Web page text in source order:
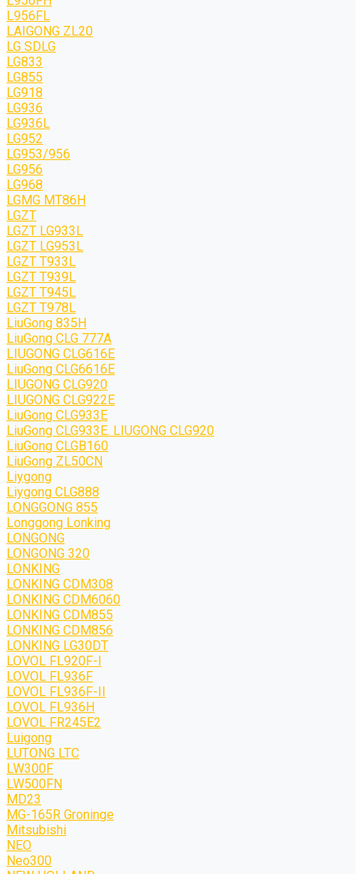
L956FL
LAIGONG ZL20
LG SDLG
LG833
LG855
LG918
LG936
LG936L
LG952
LG953/956
LG956
LG968
LGMG MT86H
LGZT
LGZT LG933L
LGZT LG953L
LGZT T933L
LGZT T939L
LGZT T945L
LGZT T978L
LiuGong 835H
LiuGong CLG 777A
LIUGONG CLG616E
LiuGong CLG6616E
LIUGONG CLG920
LIUGONG CLG922E
LiuGong CLG933E
LiuGong CLG933E. LIUGONG CLG920
LiuGong CLGB160
LiuGong ZL50CN
Liygong
Liygong CLG888
LONGGONG 855
Longgong Lonking
LONGONG
LONGONG 320
LONKING
LONKING CDM308
LONKING CDM6060
LONKING CDM855
LONKING CDM856
LONKING LG30DT
LOVOL FL920F-I
LOVOL FL936F
LOVOL FL936F-II
LOVOL FL936H
LOVOL FR245E2
Luigong
LUTONG LTC
LW300F
LW500FN
MD23
MG-165R Groninge
Mitsubishi
NEO
Neo300